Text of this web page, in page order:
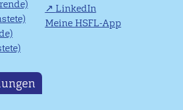
LinkedIn
Meine HSFL-App